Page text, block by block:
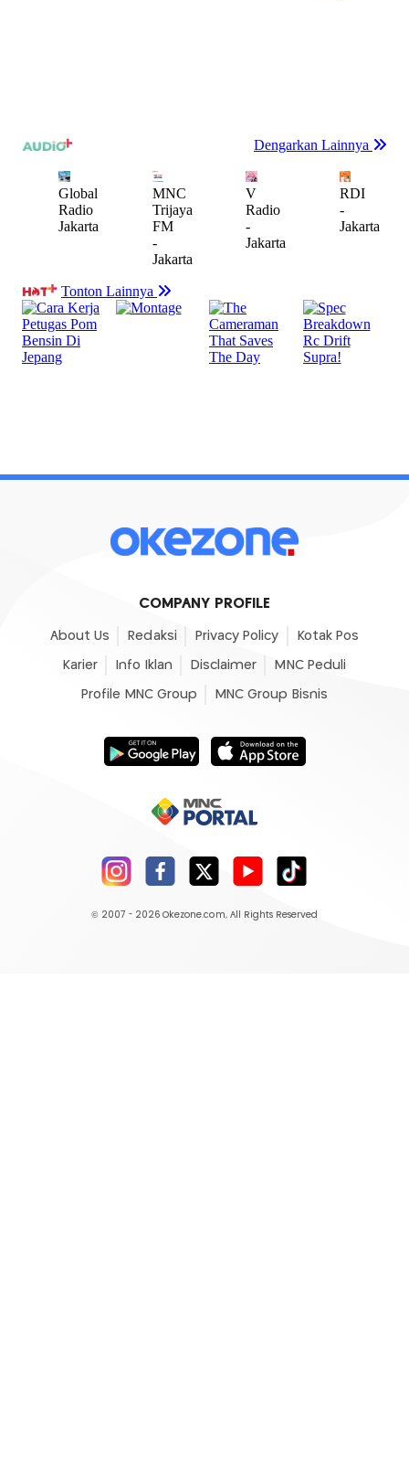
COMPANY PROFILE
About Us Redaksi Privacy Policy Kotak Pos
Karier Info Iklan Disclaimer MNC Peduli
Profile MNC Group MNC Group Bisnis
© 2007 - 2026 Okezone.com, All Rights Reserved